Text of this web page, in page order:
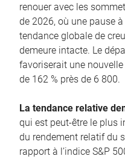
renouer avec les
de 2026, où une pause
tendance globale de
demeure intacte. Le
favoriserait une
de 162 % près de 6 800.
La tendance relative
qui est peut-être le plus
du rendement relatif du
rapport à l’indice S&P